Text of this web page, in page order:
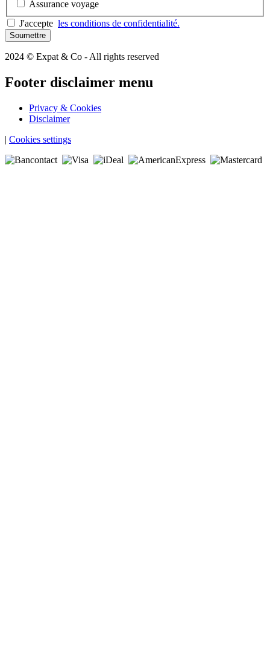
Assurance voyage
J'accepte les conditions de confidentialité.
2024 © Expat & Co - All rights reserved
Footer disclaimer menu
Privacy & Cookies
Disclaimer
| Cookies settings